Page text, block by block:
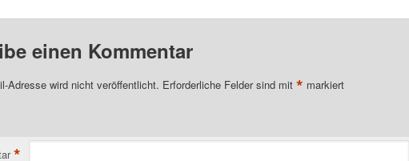
einen Kommentar
Adresse wird nicht veröffentlicht. Erforderliche Felder sind mit * markiert
*